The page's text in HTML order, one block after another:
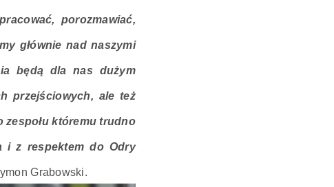
porozmawiać,
głównie nad naszymi
będą dla nas dużym
przejściowych, ale też
zespołu któremu trudno
i z respektem do Odry
Grabowski.